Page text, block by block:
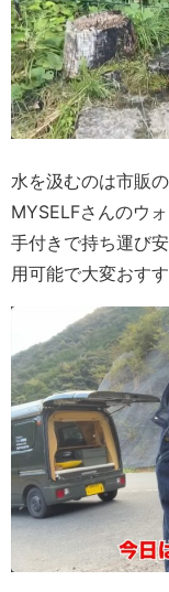
水を汲むのは市販
MYSELFさんのウ
手付きで持ち運び
用可能で大変おすす